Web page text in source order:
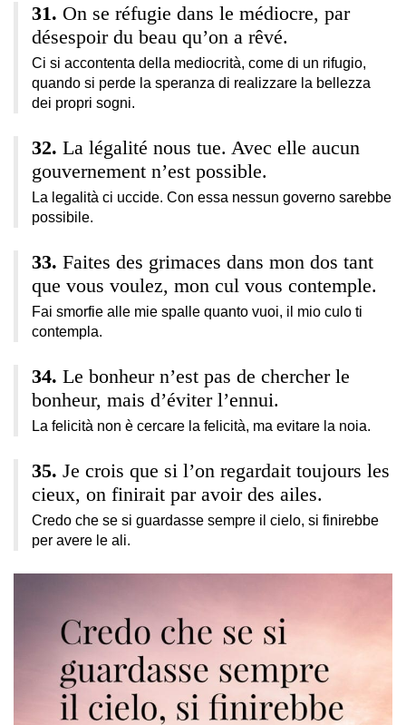
On se réfugie dans le médiocre, par
désespoir du beau qu’on a rêvé.
Ci si accontenta della mediocrità, come di un rifugio,
quando si perde la speranza di realizzare la bellezza
dei propri sogni.
La légalité nous tue. Avec elle aucun
gouvernement n’est possible.
La legalità ci uccide. Con essa nessun governo sarebbe
possibile.
Faites des grimaces dans mon dos tant
que vous voulez, mon cul vous contemple.
Fai smorfie alle mie spalle quanto vuoi, il mio culo ti
contempla.
Le bonheur n’est pas de chercher le
bonheur, mais d’éviter l’ennui.
La felicità non è cercare la felicità, ma evitare la noia.
Je crois que si l’on regardait toujours les
cieux, on finirait par avoir des ailes.
Credo che se si guardasse sempre il cielo, si finirebbe
per avere le ali.